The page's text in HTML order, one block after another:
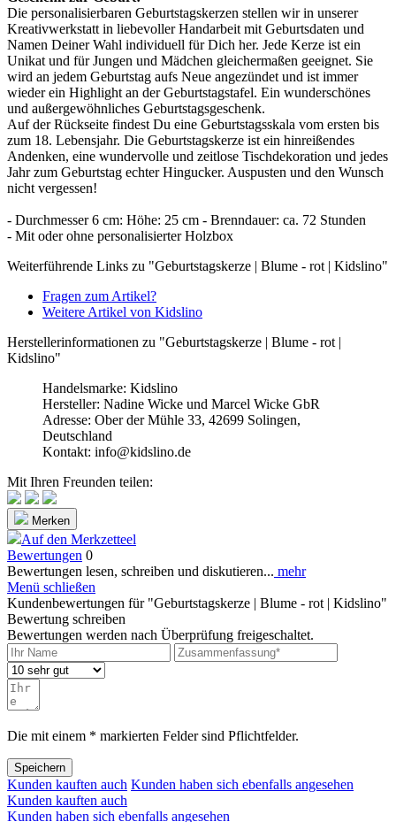
Die personalisierbaren Geburtstagskerzen stellen wir in unserer
Kreativwerkstatt in liebevoller Handarbeit mit Geburtsdaten und
Namen Deiner Wahl individuell für Dich her. Jede Kerze ist ein
Unikat und für Jungen und Mädchen gleichermaßen geeignet. Sie
wird an jedem Geburtstag aufs Neue angezündet und ist immer
wieder ein Highlight an der Geburtstagstafel. Ein wunderschönes
und außergewöhnliches Geburtstagsgeschenk.
Auf der Rückseite findest Du eine Geburtstagsskala vom ersten bis
zum 18. Lebensjahr. Die Geburtstagskerze ist ein hinreißendes
Andenken, eine wundervolle und zeitlose Tischdekoration und jedes
Jahr zum Geburtstag echter Hingucker. Auspusten und den Wunsch
nicht vergessen!
- Durchmesser 6 cm: Höhe: 25 cm - Brenndauer: ca. 72 Stunden
- Mit oder ohne personalisierter Holzbox
Weiterführende Links zu "Geburtstagskerze | Blume - rot | Kidslino"
Fragen zum Artikel?
Weitere Artikel von Kidslino
Herstellerinformationen zu "Geburtstagskerze | Blume - rot |
Kidslino"
Handelsmarke: Kidslino
Hersteller: Nadine Wicke und Marcel Wicke GbR
Adresse: Ober der Mühle 33, 42699 Solingen,
Deutschland
Kontakt: info@kidslino.de
Mit Ihren Freunden teilen:
Merken
Auf den Merkzetteel
Bewertungen 0
Bewertungen lesen, schreiben und diskutieren... mehr
Menü schließen
Kundenbewertungen für "Geburtstagskerze | Blume - rot | Kidslino"
Bewertung schreiben
Bewertungen werden nach Überprüfung freigeschaltet.
Die mit einem * markierten Felder sind Pflichtfelder.
Speichern
Kunden kauften auch Kunden haben sich ebenfalls angesehen
Kunden kauften auch
Kunden haben sich ebenfalls angesehen